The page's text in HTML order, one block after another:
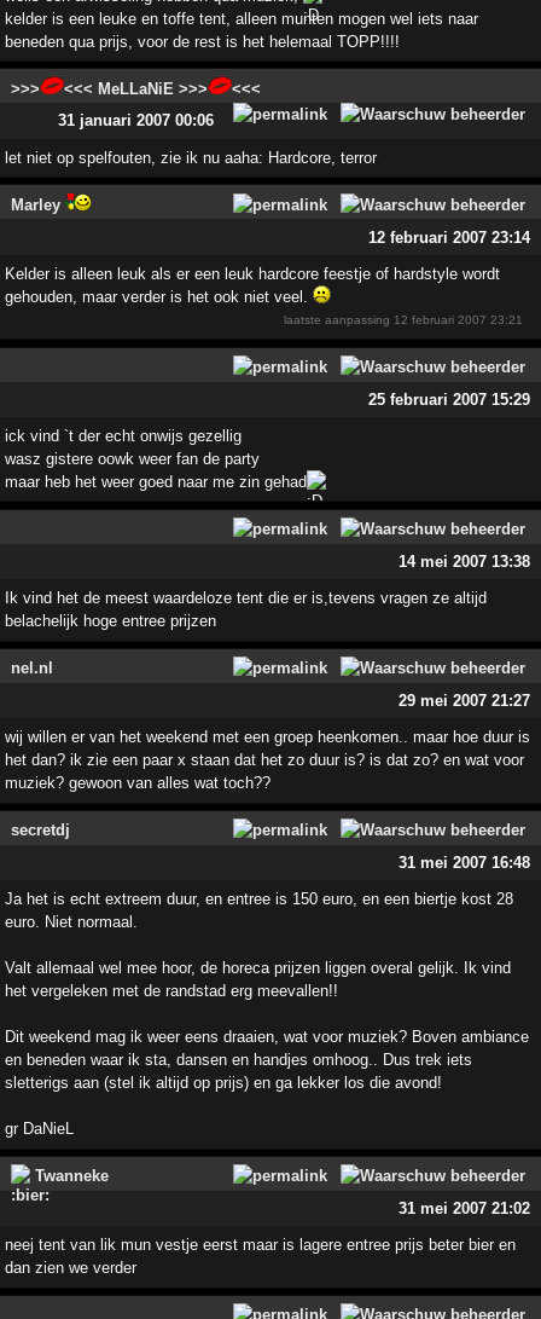
kelder is een leuke en toffe tent, alleen munten mogen wel iets naar
beneden qua prijs, voor de rest is het helemaal TOPP!!!!
>>> <<< MeLLaNiE >>>
<<<
31 januari 2007 00:06
let niet op spelfouten, zie ik nu aaha: Hardcore, terror
Marley
12 februari 2007 23:14
Kelder is alleen leuk als er een leuk hardcore feestje of hardstyle wordt
gehouden, maar verder is het ook niet veel.
laatste aanpassing 12 februari 2007 23:21
25 februari 2007 15:29
ick vind `t der echt onwijs gezellig
wasz gistere oowk weer fan de party
maar heb het weer goed naar me zin gehad
14 mei 2007 13:38
Ik vind het de meest waardeloze tent die er is,tevens vragen ze altijd
belachelijk hoge entree prijzen
nel.nl
29 mei 2007 21:27
wij willen er van het weekend met een groep heenkomen.. maar hoe duur is
het dan? ik zie een paar x staan dat het zo duur is? is dat zo? en wat voor
muziek? gewoon van alles wat toch??
secretdj
31 mei 2007 16:48
Ja het is echt extreem duur, en entree is 150 euro, en een biertje kost 28
euro. Niet normaal.
Valt allemaal wel mee hoor, de horeca prijzen liggen overal gelijk. Ik vind
het vergeleken met de randstad erg meevallen!!
Dit weekend mag ik weer eens draaien, wat voor muziek? Boven ambiance
en beneden waar ik sta, dansen en handjes omhoog.. Dus trek iets
sletterigs aan (stel ik altijd op prijs) en ga lekker los die avond!
gr DaNieL
Twanneke
31 mei 2007 21:02
neej tent van lik mun vestje eerst maar is lagere entree prijs beter bier en
dan zien we verder